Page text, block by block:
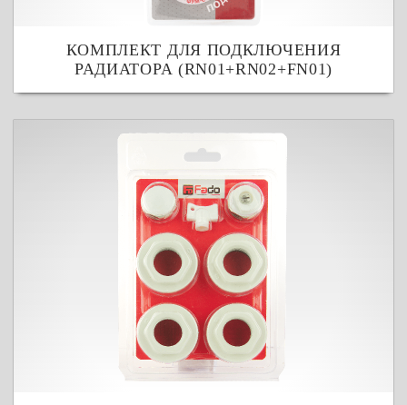
КОМПЛЕКТ ДЛЯ ПОДКЛЮЧЕНИЯ
РАДИАТОРА (RN01+RN02+FN01)